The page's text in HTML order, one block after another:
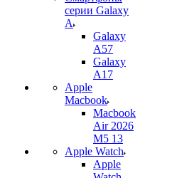
серии Galaxy
A
Galaxy
A57
Galaxy
A17
Apple
Macbook
Macbook
Air 2026
M5 13
Apple Watch
Apple